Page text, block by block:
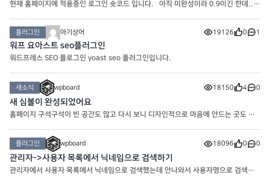
현재 홈페이지에 적용중인 로그인 숏코드 입니다. 아직 미완성이라 0.9이긴 한데..
Logged out은 로그인 전 레이아웃이고 Logged in은 로그
플러그인 아기상어 19126 0 1
워프 요아스트 seo플러그인
워드프레스 SEO 플로그인 yoast seo 플러그인입니다.
새소식 wpboard 18150 4 0
새 심볼이 완성되었어요
홈페이지 구석구석이 빈 공간도 많고 다시 보니 디자인적으로 마음에 안드는 곳도 많
플러그인 wpboard 18096 0 0
관리자->사용자 목록에서 닉네임으로 검색하기
관리자에서 사용자 목록에서 닉네임으로 검색했는데 안나와서 사용자명으로 검색하